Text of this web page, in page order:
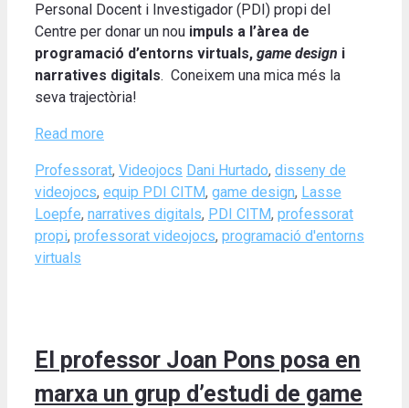
Personal Docent i Investigador (PDI) propi del
Centre per donar un nou impuls a l’àrea de
programació d’entorns virtuals, game design i
narratives digitals. Coneixem una mica més la
seva trajectòria!
Read more
Categories
Professorat, Videojocs Tags
Dani Hurtado, disseny de
videojocs, equip PDI CITM, game design, Lasse
Loepfe, narratives digitals, PDI CITM, professorat
propi, professorat videojocs, programació d'entorns
virtuals
El professor Joan Pons posa en
marxa un grup d’estudi de game